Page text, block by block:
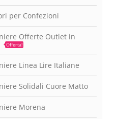
per Confezioni
Offerte Outlet in
Offerta!
Linea Lire Italiane
Solidali Cuore Matto
Morena